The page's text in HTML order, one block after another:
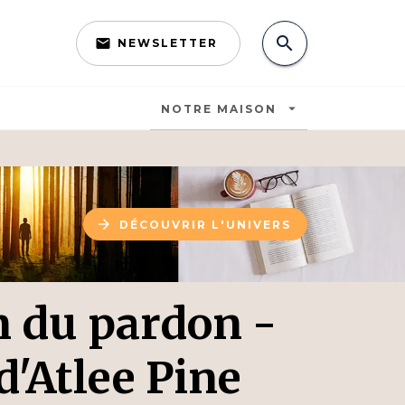
email NEWSLETTER search
NOTRE MAISON arrow_drop_down
arrow_forward DÉCOUVRIR L'UNIVERS
du pardon -
Pine